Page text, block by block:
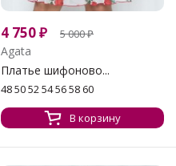
4 750₽ 5 000₽
Agata
Платье шифоново...
48 50 52 54 56 58 60
В корзину